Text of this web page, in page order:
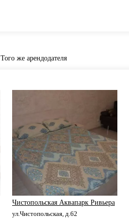
Того же арендодателя
Чистопольская Аквапарк Ривьера
ул.Чистопольская, д.62